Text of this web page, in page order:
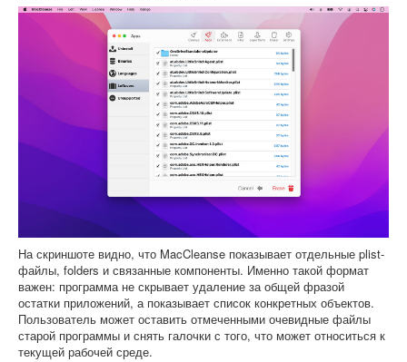
На скриншоте видно, что MacCleanse показывает отдельные plist-
файлы, folders и связанные компоненты. Именно такой формат
важен: программа не скрывает удаление за общей фразой
остатки приложений, а показывает список конкретных объектов.
Пользователь может оставить отмеченными очевидные файлы
старой программы и снять галочки с того, что может относиться к
текущей рабочей среде.